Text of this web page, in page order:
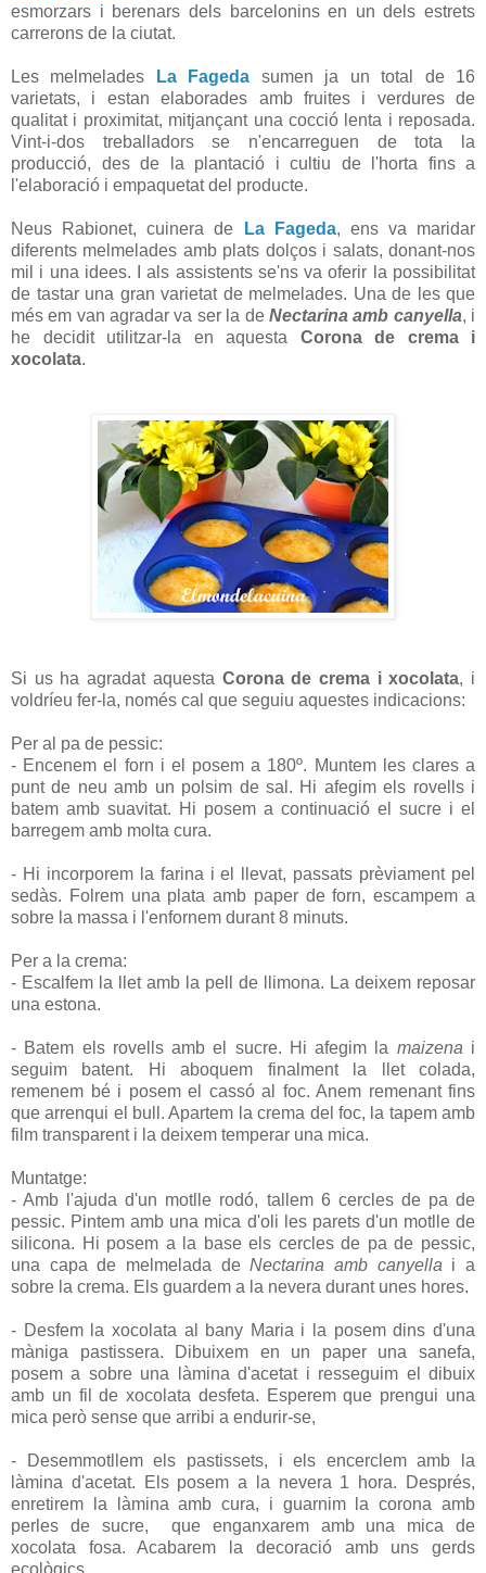
esmorzars i berenars dels barcelonins en un dels estrets
carrerons de la ciutat.
Les melmelades La Fageda sumen ja un total de 16
varietats, i estan elaborades amb fruites i verdures de
qualitat i proximitat, mitjançant una cocció lenta i reposada.
Vint-i-dos treballadors se n'encarreguen de tota la
producció, des de la plantació i cultiu de l'horta fins a
l'elaboració i empaquetat del producte.
Neus Rabionet, cuinera de La Fageda, ens va maridar
diferents melmelades amb plats dolços i salats, donant-nos
mil i una idees. I als assistents se'ns va oferir la possibilitat
de tastar una gran varietat de melmelades. Una de les que
més em van agradar va ser la de Nectarina amb canyella, i
he decidit utilitzar-la en aquesta Corona de crema i
xocolata.
Si us ha agradat aquesta Corona de crema i xocolata, i
voldríeu fer-la, només cal que seguiu aquestes indicacions:
Per al pa de pessic:
- Encenem el forn i el posem a 180º. Muntem les clares a
punt de neu amb un polsim de sal. Hi afegim els rovells i
batem amb suavitat. Hi posem a continuació el sucre i el
barregem amb molta cura.
- Hi incorporem la farina i el llevat, passats prèviament pel
sedàs. Folrem una plata amb paper de forn, escampem a
sobre la massa i l'enfornem durant 8 minuts.
Per a la crema:
- Escalfem la llet amb la pell de llimona. La deixem reposar
una estona.
- Batem els rovells amb el sucre. Hi afegim la maizena i
seguim batent. Hi aboquem finalment la llet colada,
remenem bé i posem el cassó al foc. Anem remenant fins
que arrenqui el bull. Apartem la crema del foc, la tapem amb
film transparent i la deixem temperar una mica.
Muntatge:
- Amb l'ajuda d'un motlle rodó, tallem 6 cercles de pa de
pessic. Pintem amb una mica d'oli les parets d'un motlle de
silicona. Hi posem a la base els cercles de pa de pessic,
una capa de melmelada deNectarina amb canyella i a
sobre la crema. Els guardem a la nevera durant unes hores.
- Desfem la xocolata al bany Maria i la posem dins d'una
màniga pastissera. Dibuixem en un paper una sanefa,
posem a sobre una làmina d'acetat i resseguim el dibuix
amb un fil de xocolata desfeta. Esperem que prengui una
mica però sense que arribi a endurir-se,
- Desemmotllem els pastissets, i els encerclem amb la
làmina d'acetat. Els posem a la nevera 1 hora. Després,
enretirem la làmina amb cura, i guarnim la corona amb
perles de sucre, que enganxarem amb una mica de
xocolata fosa. Acabarem la decoració amb uns gerds
ecològics.